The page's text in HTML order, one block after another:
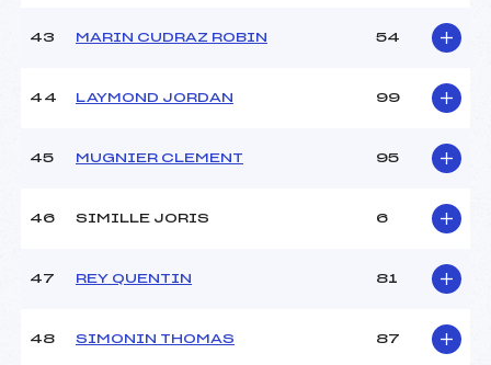
43 MARIN CUDRAZ ROBIN 54
44 LAYMOND JORDAN 99
45 MUGNIER CLEMENT 95
46 SIMILLE JORIS 6
47 REY QUENTIN 81
48 SIMONIN THOMAS 87